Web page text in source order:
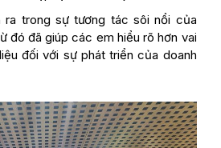
ra trong sự tương tác sôi nổi của
đó đã giúp các em hiểu rõ hơn vai
đối với sự phát triển của doanh